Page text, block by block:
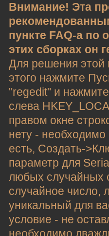
Внимание! Эта
пункте FAQ-а
этих сборках он
Для решения этой
этого нажмите
"regedit" и
слева
правом окне
нету - необходимо
есть, Создать-
параметр для
любых случайных
случайное число,
уникальный для
условие - не